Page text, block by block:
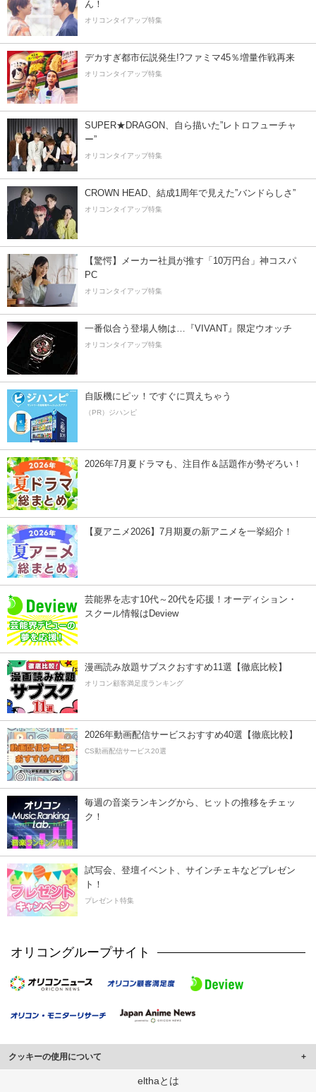
ん！
オリコンタイアップ特集
デカすぎ都市伝説発生!?ファミマ45％増量作戦再来
オリコンタイアップ特集
SUPER★DRAGON、自ら描いた”レトロフューチャ
ー”
オリコンタイアップ特集
CROWN HEAD、結成1周年で見えた”バンドらしさ”
オリコンタイアップ特集
【驚愕】メーカー社員が推す「10万円台」神コスパ
PC
オリコンタイアップ特集
一番似合う登場人物は…『VIVANT』限定ウオッチ
オリコンタイアップ特集
自販機にピッ！ですぐに買えちゃう
（PR）ジハンピ
2026年7月夏ドラマも、注目作＆話題作が勢ぞろい！
【夏アニメ2026】7月期夏の新アニメを一挙紹介！
芸能界を志す10代～20代を応援！オーディション・
スクール情報はDeview
漫画読み放題サブスクおすすめ11選【徹底比較】
オリコン顧客満足度ランキング
2026年動画配信サービスおすすめ40選【徹底比較】
CS動画配信サービス20選
毎週の音楽ランキングから、ヒットの推移をチェッ
ク！
試写会、登壇イベント、サインチェキなどプレゼン
ト！
プレゼント特集
オリコングループサイト
クッキーの使用について
このサイトでは Cookie を使用して、ユーザーに合わせたコンテンツや広告の
elthaとは